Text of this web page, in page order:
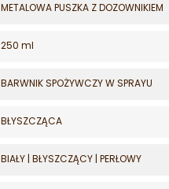
METALOWA PUSZKA Z DOZOWNIKIEM
250 ml
BARWNIK SPOŻYWCZY W SPRAYU
BŁYSZCZĄCA
BIAŁY | BŁYSZCZĄCY | PERŁOWY